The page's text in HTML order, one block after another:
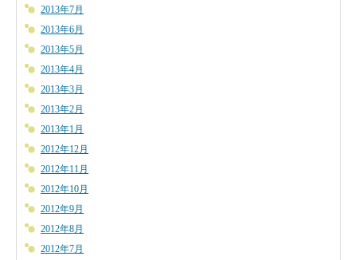
2013年7月
2013年6月
2013年5月
2013年4月
2013年3月
2013年2月
2013年1月
2012年12月
2012年11月
2012年10月
2012年9月
2012年8月
2012年7月